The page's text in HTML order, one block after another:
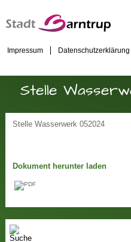
Impressum Datenschutzerklärung
Stelle
Stelle Wasserwerk 052024
Dokument herunter laden